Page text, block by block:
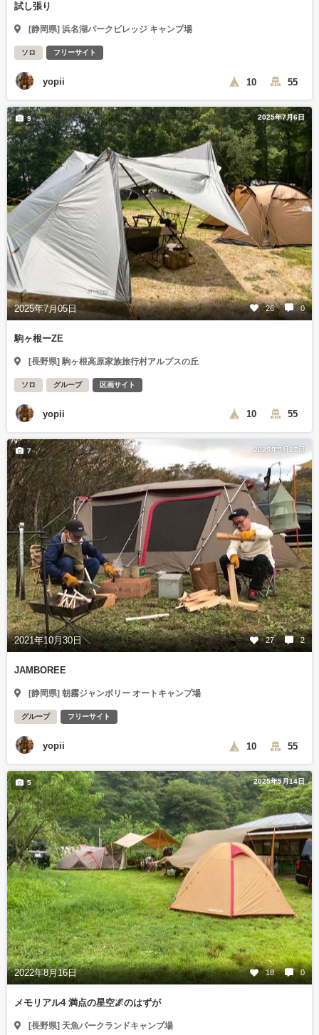
試し張り
[静岡県] 浜名湖パークビレッジ キャンプ場
ソロ フリーサイト
yopii 10 55
2025年7月6日
2025年7月05日 26 0
9
駒ヶ根ーZE
[長野県] 駒ヶ根高原家族旅行村アルプスの丘
ソロ グループ 区画サイト
yopii 10 55
2025年5月17日
2021年10月30日 27 2
7
JAMBOREE
[静岡県] 朝霧ジャンボリー オートキャンプ場
グループ フリーサイト
yopii 10 55
2025年5月14日
2022年8月16日 18 0
5
メモリアル4 満点の星空🌌のはずが
[長野県] 天魚パークランドキャンプ場